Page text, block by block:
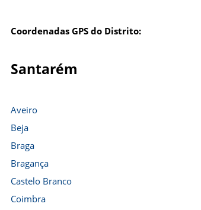
Coordenadas GPS do Distrito:
Santarém
Aveiro
Beja
Braga
Bragança
Castelo Branco
Coimbra